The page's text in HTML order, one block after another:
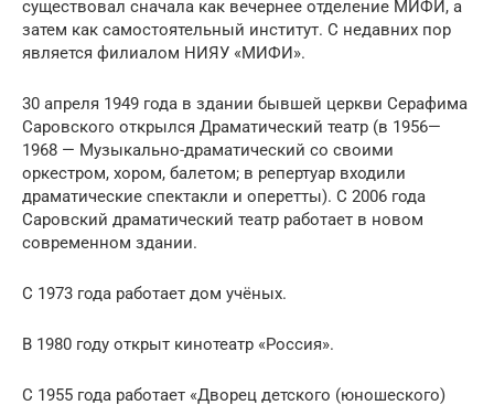
существовал сначала как вечернее отделение МИФИ, а
затем как самостоятельный институт. С недавних пор
является филиалом НИЯУ «МИФИ».
30 апреля 1949 года в здании бывшей церкви Серафима
Саровского открылся Драматический театр (в 1956—
1968 — Музыкально-драматический со своими
оркестром, хором, балетом; в репертуар входили
драматические спектакли и оперетты). С 2006 года
Саровский драматический театр работает в новом
современном здании.
С 1973 года работает дом учёных.
В 1980 году открыт кинотеатр «Россия».
С 1955 года работает «Дворец детского (юношеского)